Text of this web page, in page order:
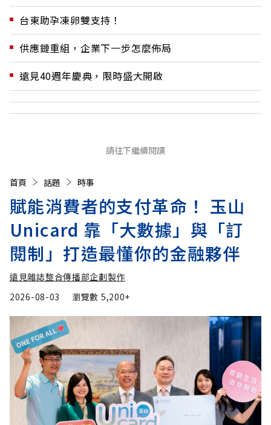
台東助孕凍卵雙支持！
供應鏈重組，企業下一步怎麼佈局
遠見40週年慶典，限時盛大開啟
請往下繼續閱讀
首頁 話題 時事
賦能消費者的支付革命！ 玉山
Unicard 靠「大數據」與「訂
閱制」打造最懂你的金融夥伴
遠見雜誌整合傳播部企劃製作
2026-08-03
瀏覽數 5,200+